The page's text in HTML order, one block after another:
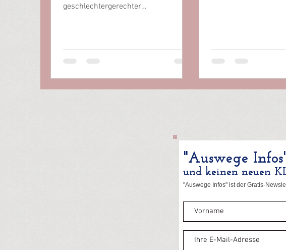
geschlechtergerechter
"Auswege
und keinen neuen
"Auswege Infos" ist der Gratis-